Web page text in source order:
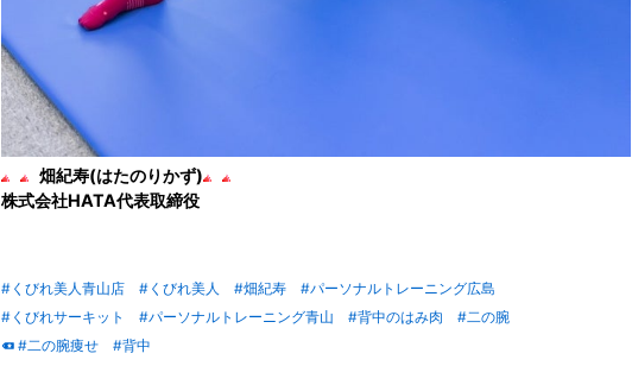
畑紀寿(はたのりかず)
株式会社HATA代表取締役
#くびれ美人青山店 #くびれ美人 #畑紀寿
#パーソナルトレーニング広島
#くびれサーキット
#パーソナルトレーニング青山 #背中のはみ肉
#二の腕
#二の腕痩せ
#背中